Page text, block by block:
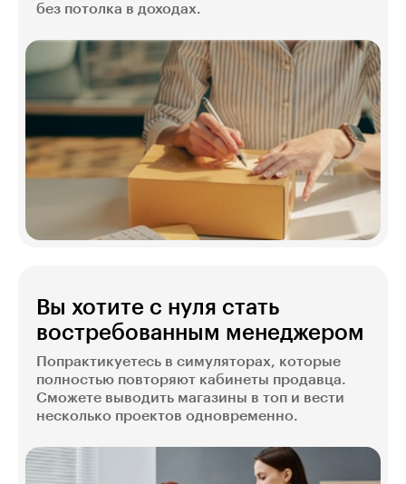
без потолка в доходах.
Вы хотите с нуля стать
востребованным менеджером
Попрактикуетесь в симуляторах, которые
полностью повторяют кабинеты продавца.
Сможете выводить магазины в топ и вести
несколько проектов одновременно.